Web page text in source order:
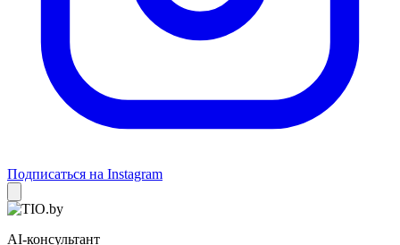
Подписаться на Instagram
AI-консультант